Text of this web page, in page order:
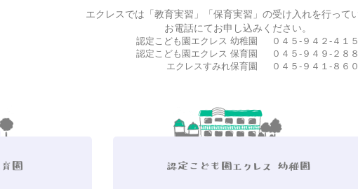
エクレスでは「教育実習」「保育実習」の受け入れを行って
お電話にてお申し込みください。
認定こども園エクレス 幼稚園
０４５-９４２-４１
認定こども園エクレス 保育園
０４５-９４９-２８
エクレスすみれ保育園
０４５-９４１-８６